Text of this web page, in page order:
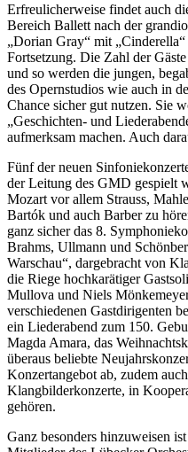
Erfreulicherweise findet auch
Bereich Ballett nach der
„Dorian Gray“ mit
Fortsetzung. Die Zahl der
und so werden die jungen,
des Opernstudios wie auch in
Chance sicher gut nutzen. Sie
„Geschichten- und
aufmerksam machen. Auch
Fünf der neuen
der Leitung des GMD gespielt
Mozart vor allem Strauss,
Bartók und auch Barber zu
ganz sicher das 8.
Brahms, Ullmann und
Warschau“, dargebracht von
die Riege hochkarätiger
Mullova und Niels
verschiedenen Gastdirigenten
ein Liederabend zum 150.
Magda Amara, das
überaus beliebte
Konzertangebot ab, zudem
Klangbilderkonzerte, in
gehören.
Ganz besonders hinzuweisen